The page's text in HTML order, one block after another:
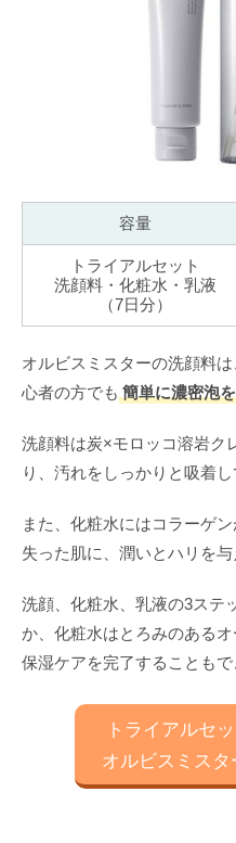
容量
トライアルセット
洗顔料・化粧水・乳液
（7日分）
オルビスミスターの洗顔料
心者の方でも 簡単に濃密泡
洗顔料は炭×モロッコ溶岩ク
り、汚れをしっかりと吸着し
また、化粧水にはコラーゲ
失った肌に、潤いとハリを与
洗顔、化粧水、乳液の3ステ
か、化粧水はとろみのある
保湿ケアを完了することもで
トライアルセ
オルビスミス